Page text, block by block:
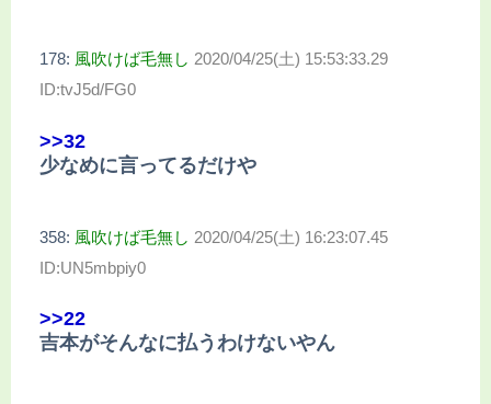
178: 風吹けば毛無し 2020/04/25(土) 15:53:33.29
ID:tvJ5d/FG0
>>32
少なめに言ってるだけや
358: 風吹けば毛無し 2020/04/25(土) 16:23:07.45
ID:UN5mbpiy0
>>22
吉本がそんなに払うわけないやん